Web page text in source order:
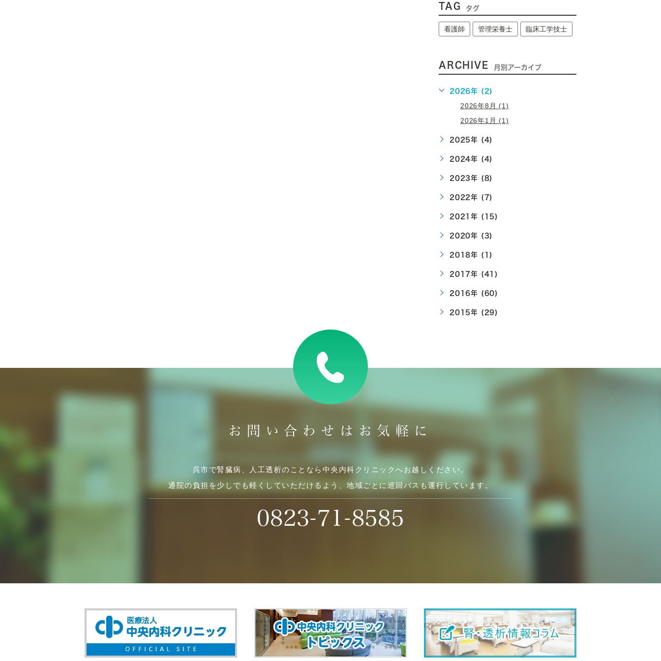
TAG タグ
看護師 管理栄養士 臨床工学技士
ARCHIVE 月別アーカイブ
2026年 (2)
2026年8月 (1)
2026年1月 (1)
2025年 (4)
2024年 (4)
2023年 (8)
2022年 (7)
2021年 (15)
2020年 (3)
2018年 (1)
2017年 (41)
2016年 (60)
2015年 (29)
お問い合わせはお気軽に
呉市で腎臓病、人工透析のことなら中央内科クリニックへお越しください。
通院の負担を少しでも軽くしていただけるよう、地域ごとに巡回バスも運行しています。
0823-71-8585